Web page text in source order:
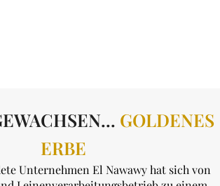
GOLDENES
ERBE
Unternehmen El Nawawy hat sich von